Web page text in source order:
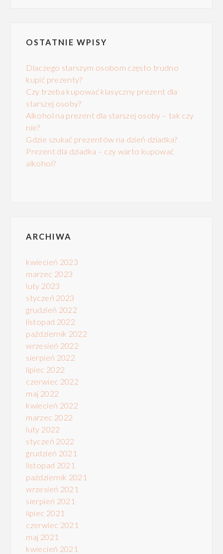
OSTATNIE WPISY
Dlaczego starszym osobom często trudno
kupić prezenty?
Czy trzeba kupować klasyczny prezent dla
starszej osoby?
Alkohol na prezent dla starszej osoby – tak czy
nie?
Gdzie szukać prezentów na dzień dziadka?
Prezent dla dziadka – czy warto kupować
alkohol?
ARCHIWA
kwiecień 2023
marzec 2023
luty 2023
styczeń 2023
grudzień 2022
listopad 2022
październik 2022
wrzesień 2022
sierpień 2022
lipiec 2022
czerwiec 2022
maj 2022
kwiecień 2022
marzec 2022
luty 2022
styczeń 2022
grudzień 2021
listopad 2021
październik 2021
wrzesień 2021
sierpień 2021
lipiec 2021
czerwiec 2021
maj 2021
kwiecień 2021